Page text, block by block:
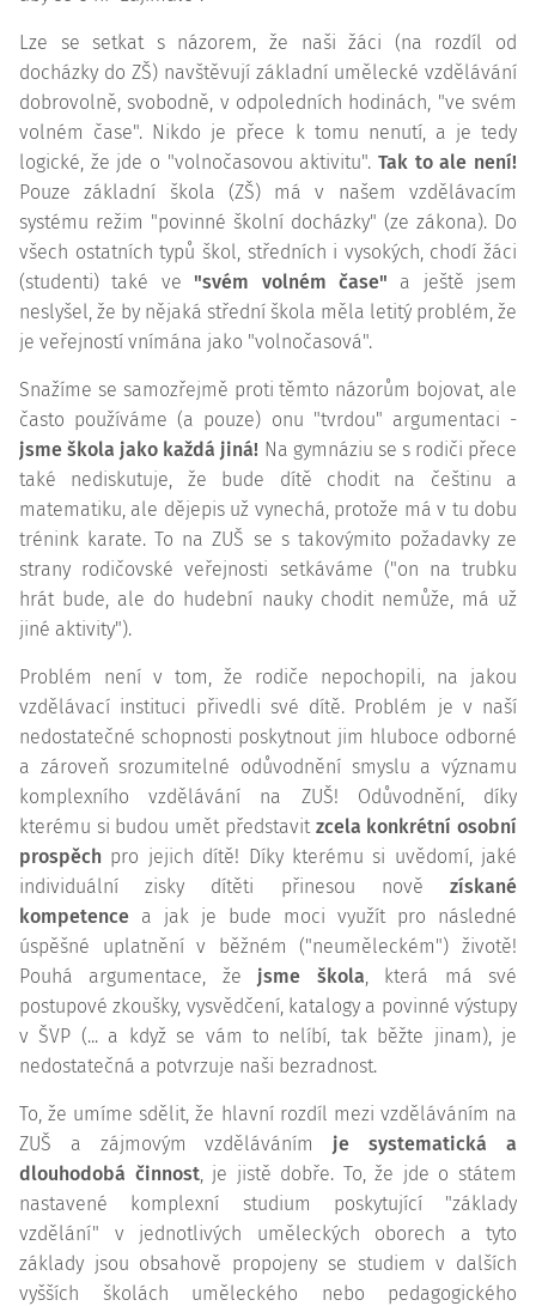
Lze se setkat s názorem, že naši žáci (na rozdíl od
docházky do ZŠ) navštěvují základní umělecké vzdělávání
dobrovolně, svobodně, v odpoledních hodinách, "ve svém
volném čase". Nikdo je přece k tomu nenutí, a je tedy
logické, že jde o "volnočasovou aktivitu". Tak to ale není!
Pouze základní škola (ZŠ) má v našem vzdělávacím
systému režim "povinné školní docházky" (ze zákona). Do
všech ostatních typů škol, středních i vysokých, chodí žáci
(studenti) také ve "svém volném čase" a ještě jsem
neslyšel, že by nějaká střední škola měla letitý problém, že
je veřejností vnímána jako "volnočasová".
Snažíme se samozřejmě proti těmto názorům bojovat, ale
často používáme (a pouze) onu "tvrdou" argumentaci -
jsme škola jako každá jiná! Na gymnáziu se s rodiči přece
také nediskutuje, že bude dítě chodit na češtinu a
matematiku, ale dějepis už vynechá, protože má v tu dobu
trénink karate. To na ZUŠ se s takovýmito požadavky ze
strany rodičovské veřejnosti setkáváme ("on na trubku
hrát bude, ale do hudební nauky chodit nemůže, má už
jiné aktivity").
Problém není v tom, že rodiče nepochopili, na jakou
vzdělávací instituci přivedli své dítě. Problém je v naší
nedostatečné schopnosti poskytnout jim hluboce odborné
a zároveň srozumitelné odůvodnění smyslu a významu
komplexního vzdělávání na ZUŠ! Odůvodnění, díky
kterému si budou umět představit zcela konkrétní osobní
prospěch pro jejich dítě! Díky kterému si uvědomí, jaké
individuální zisky dítěti přinesou nově získané
kompetence a jak je bude moci využít pro následné
úspěšné uplatnění v běžném ("neuměleckém") životě!
Pouhá argumentace, že jsme škola, která má své
postupové zkoušky, vysvědčení, katalogy a povinné výstupy
v ŠVP (... a když se vám to nelíbí, tak běžte jinam), je
nedostatečná a potvrzuje naši bezradnost.
To, že umíme sdělit, že hlavní rozdíl mezi vzděláváním na
ZUŠ a zájmovým vzděláváním je systematická a
dlouhodobá činnost, je jistě dobře. To, že jde o státem
nastavené komplexní studium poskytující "základy
vzdělání" v jednotlivých uměleckých oborech a tyto
základy jsou obsahově propojeny se studiem v dalších
vyšších školách uměleckého nebo pedagogického